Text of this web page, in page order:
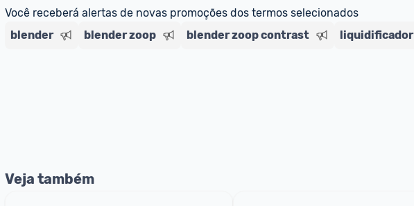
Você receberá alertas de novas promoções dos termos selecionados
blender
blender zoop blender zoop contrast liquidificador
Veja também